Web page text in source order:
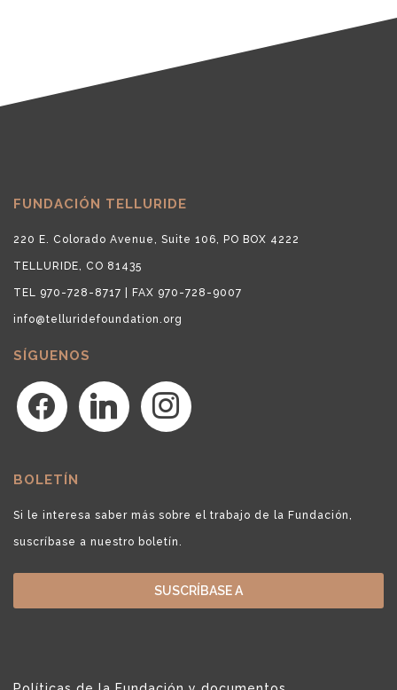
FUNDACIÓN TELLURIDE
220 E. Colorado Avenue, Suite 106, PO BOX 4222
TELLURIDE, CO 81435
TEL 970-728-8717 | FAX 970-728-9007
info@telluridefoundation.org
SÍGUENOS
facebook linkedin instagram
BOLETÍN
Si le interesa saber más sobre el trabajo de la Fundación,
suscríbase a nuestro boletín.
SUSCRÍBASE A